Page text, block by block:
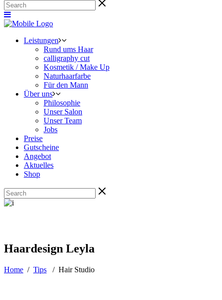
Leistungen
Rund ums Haar
calligraphy cut
Kosmetik / Make Up
Naturhaarfarbe
Für den Mann
Über uns
Philosophie
Unser Salon
Unser Team
Jobs
Preise
Gutscheine
Angebot
Aktuelles
Shop
Haardesign Leyla
Home / Tips / Hair Studio